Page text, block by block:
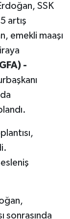
SSK
artış
emekli maaşı
-
sonrasında